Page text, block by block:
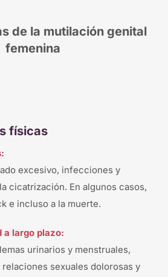
de la mutilación genital
femenina
físicas
excesivo, infecciones y
cicatrización. En algunos casos,
e incluso a la muerte.
a largo plazo:
urinarios y menstruales,
sexuales dolorosas y